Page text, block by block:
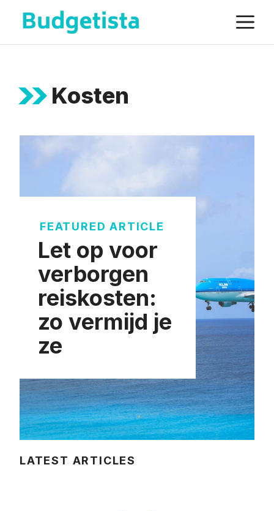
Spring
naar
de
Kosten
FEATURED ARTICLE
Let op voor
verborgen
reiskosten:
zo vermijd je
ze
LATEST ARTICLES